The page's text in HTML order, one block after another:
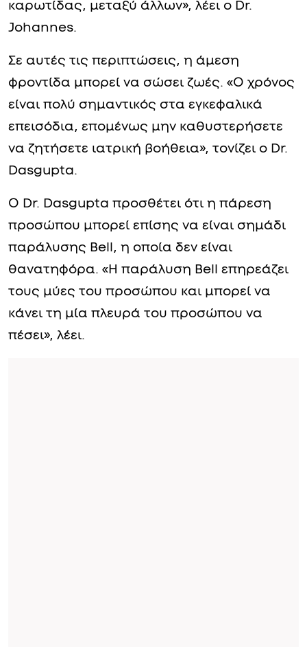
καρωτίδας, μεταξύ άλλων», λέει ο Dr.
Johannes.
Σε αυτές τις περιπτώσεις, η άμεση
φροντίδα μπορεί να σώσει ζωές. «Ο χρόνος
είναι πολύ σημαντικός στα εγκεφαλικά
επεισόδια, επομένως μην καθυστερήσετε
να ζητήσετε ιατρική βοήθεια», τονίζει ο Dr.
Dasgupta.
Ο Dr. Dasgupta προσθέτει ότι η πάρεση
προσώπου μπορεί επίσης να είναι σημάδι
παράλυσης Bell, η οποία δεν είναι
θανατηφόρα. «Η παράλυση Bell επηρεάζει
τους μύες του προσώπου και μπορεί να
κάνει τη μία πλευρά του προσώπου να
πέσει», λέει.